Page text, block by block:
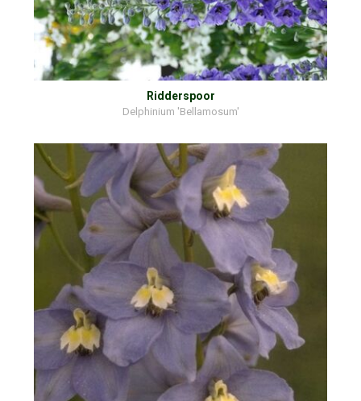
Ridderspoor
Delphinium 'Bellamosum'